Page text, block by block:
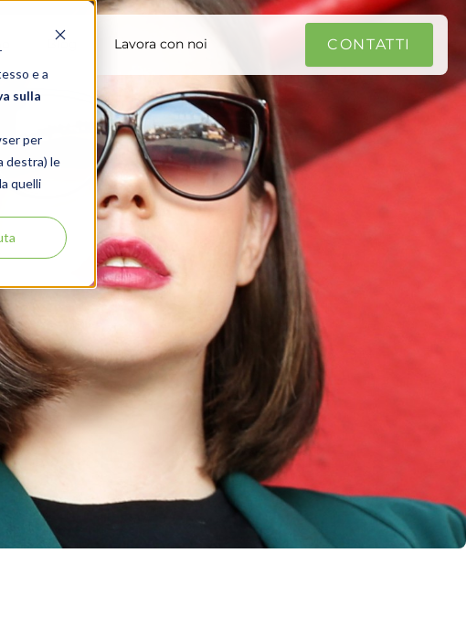
e a
sulla
per
destra) le
quelli
Blog Lavora con noi CONTATTI